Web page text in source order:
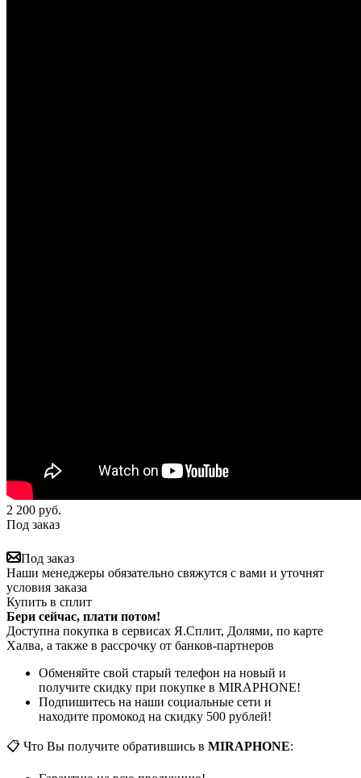
2 200 руб.
Под заказ
Под заказ
Наши менеджеры обязательно свяжутся с вами и уточнят
условия заказа
Купить в сплит
Бери сейчас, плати потом!
Доступна покупка в сервисах Я.Сплит, Долями, по карте
Халва, а также в рассрочку от банков-партнеров
Обменяйте свой старый телефон на новый и
получите скидку при покупке в MIRAPHONE!
Подпишитесь на наши социальные сети и
находите промокод на скидку 500 рублей!
📋 Что Вы получите обратившись в MIRAPHONE: